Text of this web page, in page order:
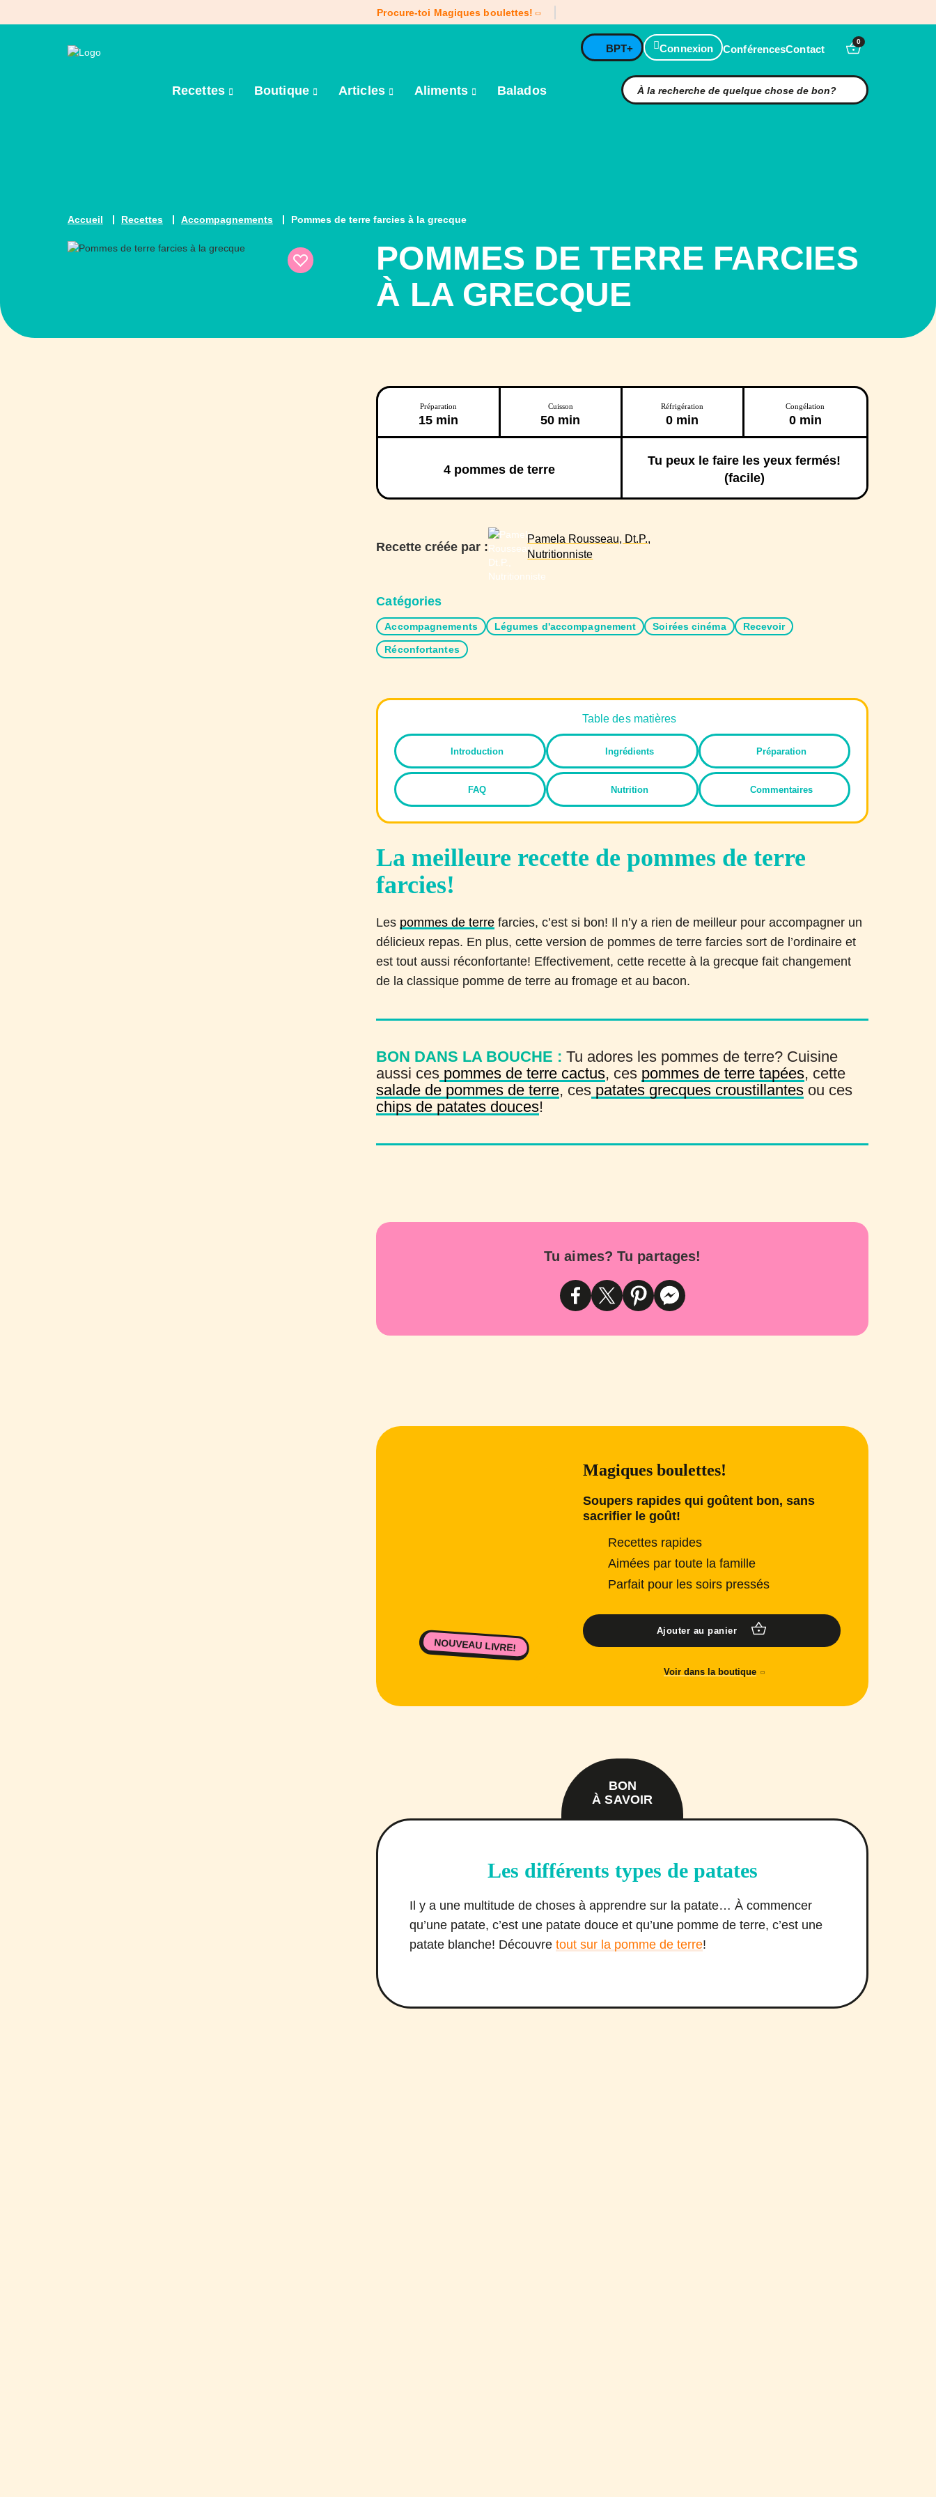
Procure-toi Magiques boulettes!
BPT+ Connexion ConférencesContact
0
Recettes Boutique Articles Aliments Balados
Accueil Recettes Accompagnements Pommes de terre farcies à la grecque
POMMES DE TERRE FARCIES
À LA GRECQUE
Préparation
15 min
Cuisson
50 min
Réfrigération
0 min
Congélation
0 min
4pommes de terre
Tu peux le faire les yeux fermés!
(facile)
Recette créée par :
Pamela Rousseau, Dt.P.,
Nutritionniste
Catégories
Accompagnements Légumes d'accompagnement Soirées cinéma Recevoir
Réconfortantes
Table des matières
Introduction Ingrédients Préparation
FAQ Nutrition Commentaires
La meilleure recette de pommes de terre
farcies!
Les pommes de terre farcies, c’est si bon! Il n’y a rien de meilleur pour accompagner un
délicieux repas. En plus, cette version de pommes de terre farcies sort de l’ordinaire et
est tout aussi réconfortante! Effectivement, cette recette à la grecque fait changement
de la classique pomme de terre au fromage et au bacon.
BON DANS LA BOUCHE : Tu adores les pommes de terre? Cuisine
aussi ces pommes de terre cactus, ces pommes de terre tapées, cette
salade de pommes de terre, ces patates grecques croustillantes ou ces
chips de patates douces!
Tu aimes? Tu partages!
Magiques boulettes!
Soupers rapides qui goûtent bon, sans
sacrifier le goût!
Recettes rapides
Aimées par toute la famille
Parfait pour les soirs pressés
Ajouter au panier
Voir dans la boutique
NOUVEAU LIVRE!
BON
À SAVOIR
Les différents types de patates
Il y a une multitude de choses à apprendre sur la patate… À commencer
qu’une patate, c’est une patate douce et qu’une pomme de terre, c’est une
patate blanche! Découvretout sur la pomme de terre!